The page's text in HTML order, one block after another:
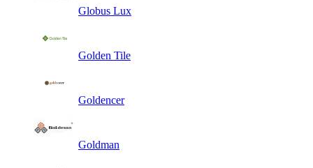
Globus Lux
Golden Tile
Goldencer
Goldman